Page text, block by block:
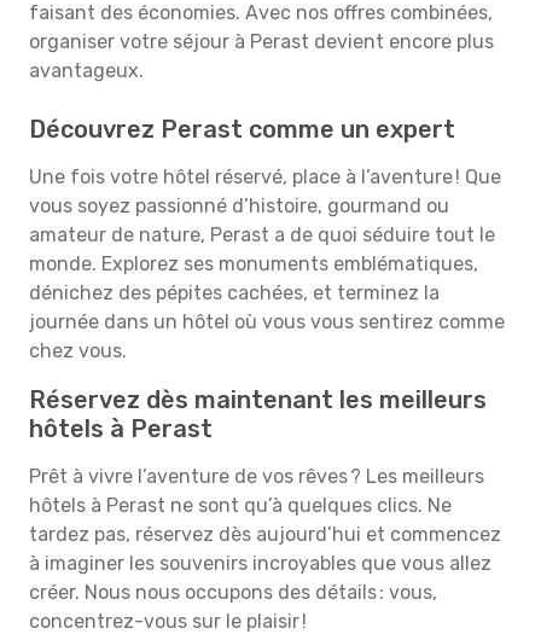
faisant des économies. Avec nos offres combinées,
organiser votre séjour à Perast devient encore plus
avantageux.
Découvrez Perast comme un expert
Une fois votre hôtel réservé, place à l’aventure ! Que
vous soyez passionné d’histoire, gourmand ou
amateur de nature, Perast a de quoi séduire tout le
monde. Explorez ses monuments emblématiques,
dénichez des pépites cachées, et terminez la
journée dans un hôtel où vous vous sentirez comme
chez vous.
Réservez dès maintenant les meilleurs
hôtels à Perast
Prêt à vivre l’aventure de vos rêves ? Les meilleurs
hôtels à Perast ne sont qu’à quelques clics. Ne
tardez pas, réservez dès aujourd’hui et commencez
à imaginer les souvenirs incroyables que vous allez
créer. Nous nous occupons des détails : vous,
concentrez-vous sur le plaisir !